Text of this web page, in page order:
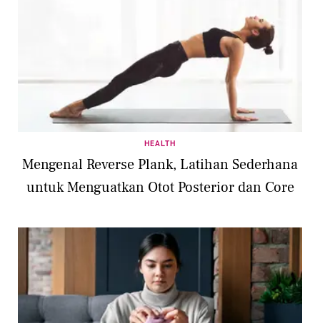
HEALTH
Mengenal Reverse Plank, Latihan Sederhana
untuk Menguatkan Otot Posterior dan Core